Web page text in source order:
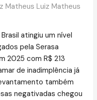
Matheus Luiz Matheus
atingiu um nível
pela Serasa
2025 com R$ 213
de inadimplência já
também
negativadas chegou